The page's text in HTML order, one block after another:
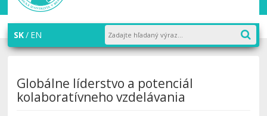
SK EN
Globálne líderstvo a potenciál
kolaboratívneho vzdelávania